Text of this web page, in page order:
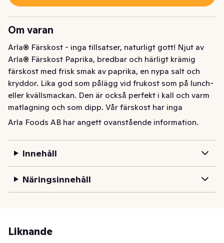
Om varan
Arla® Färskost - inga tillsatser, naturligt gott! Njut av
Arla® Färskost Paprika, bredbar och härligt krämig
färskost med frisk smak av paprika, en nypa salt och
kryddor. Lika god som pålägg vid frukost som på lunch-
eller kvällsmackan. Den är också perfekt i kall och varm
matlagning och som dipp. Vår färskost har inga
tillsatser och görs av mjölk och grädde syrad med
Arla® Färskost Paprika 23%, bredbar och härligt krämig
kryddor. Lika god som pålägg vid frukost som på lunch-
eller kvällsmackan. Den är också perfekt i kall och varm
nypa salt och kryddor för smakens skull.
Arla Foods AB har angett ovanstående information.
Innehåll
Näringsinnehåll
Liknande